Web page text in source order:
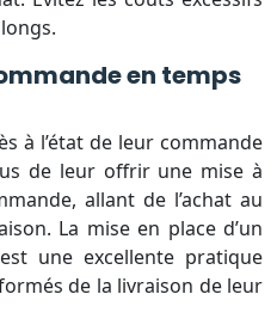
en temps
à l’état de leur commande
de leur offrir une mise à
allant de l’achat au
La mise en place d’un
une excellente pratique
de la livraison de leur